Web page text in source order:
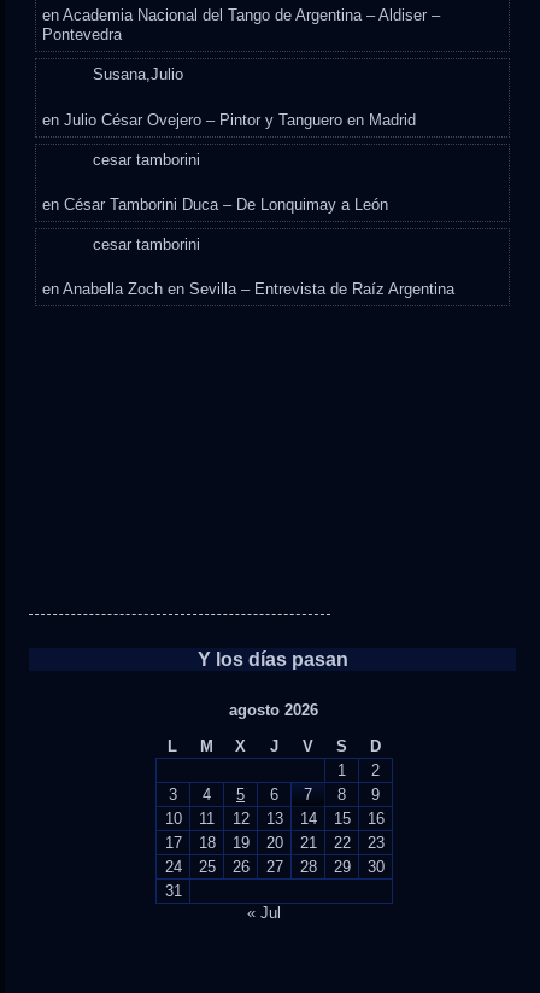
enAcademia Nacional del Tango de Argentina – Aldiser –
Pontevedra
Susana,Julio
enJulio César Ovejero – Pintor y Tanguero en Madrid
cesar tamborini
enCésar Tamborini Duca – De Lonquimay a León
cesar tamborini
enAnabella Zoch en Sevilla – Entrevista de Raíz Argentina
Y los días pasan
agosto 2026
L
M X J V S
D
1
2
3
4 5 6 7 8
9
10
11 12 13 14 15
16
17
18 19 20 21 22
23
24
25 26 27 28 29
30
31
« Jul